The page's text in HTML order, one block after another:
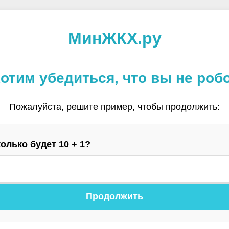
МинЖКХ.ру
убедиться, что вы не
Пожалуйста, решите пример, чтобы продолжить:
будет 10 + 1?
Продолжить